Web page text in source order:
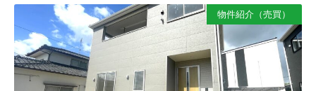
物件紹介（売買）